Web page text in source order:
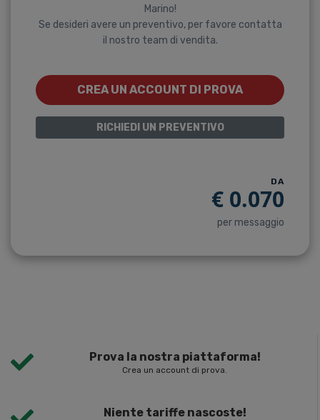
Marino!
Se desideri avere un preventivo, per favore contatta
il nostro team di vendita.
CREA UN ACCOUNT DI PROVA
RICHIEDI UN PREVENTIVO
DA
€ 0.070
per messaggio
Prova la nostra piattaforma!
Crea un account di prova.
Niente tariffe nascoste!